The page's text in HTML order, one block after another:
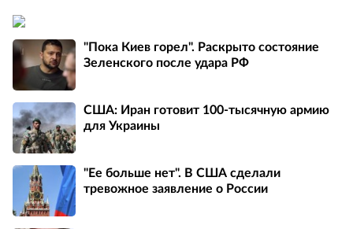
"Пока Киев горел". Раскрыто состояние
Зеленского после удара РФ
США: Иран готовит 100-тысячную армию
для Украины
"Ее больше нет". В США сделали
тревожное заявление о России